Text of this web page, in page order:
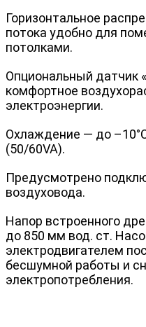
Горизонтальное
потока удобно для
потолками.
Опциональный датчик
комфортное
электроэнергии.
Охлаждение — до
(50/60VA).
Предусмотрено
воздуховода.
Напор встроенного
до 850 мм вод. ст.
электродвигателем
бесшумной работы и
электропотребления.